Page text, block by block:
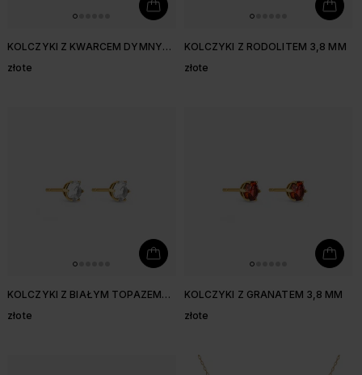
KOLCZYKI Z KWARCEM DYMNYM
złote
KOLCZYKI Z RODOLITEM 3,8 MM
złote
KOLCZYKI Z BIAŁYM TOPAZEM
złote
KOLCZYKI Z GRANATEM 3,8 MM
złote